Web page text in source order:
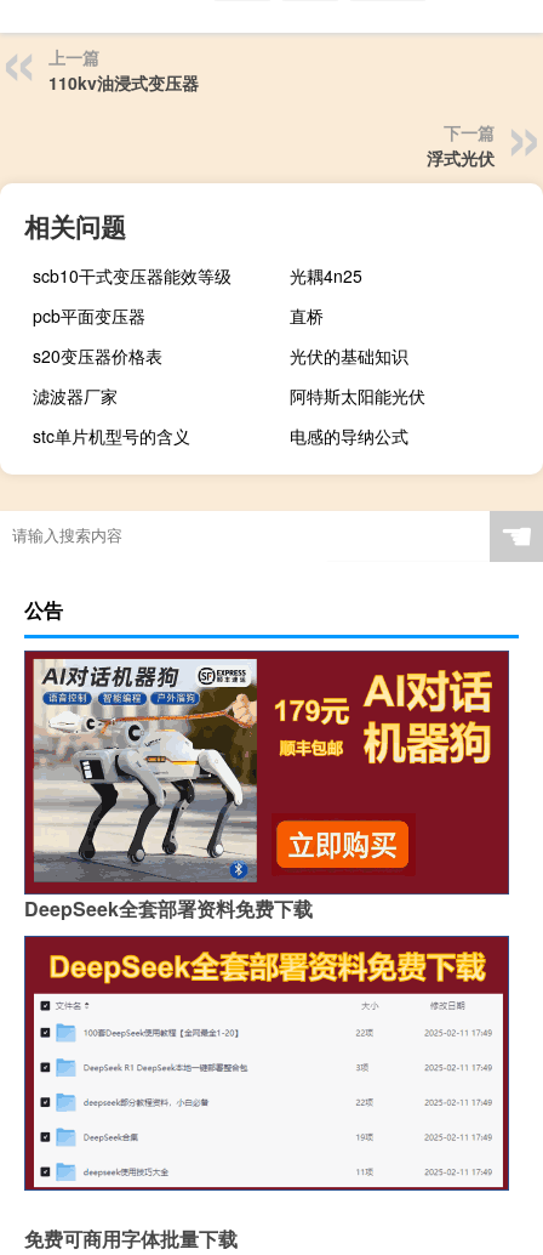
上一篇
110kv油浸式变压器
下一篇
浮式光伏
相关问题
scb10干式变压器能效等级
光耦4n25
pcb平面变压器
直桥
s20变压器价格表
光伏的基础知识
滤波器厂家
阿特斯太阳能光伏
stc单片机型号的含义
电感的导纳公式
☚
公告
DeepSeek全套部署资料免费下载
免费可商用字体批量下载